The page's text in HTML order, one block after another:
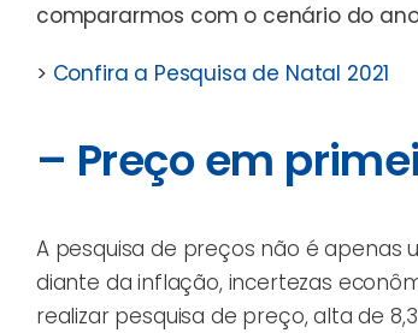
compararmos com o cenário do
> Confira a Pesquisa de Natal 2021
– Preço em
A pesquisa de preços não é
diante da inflação, incertezas
realizar pesquisa de preço, alta de